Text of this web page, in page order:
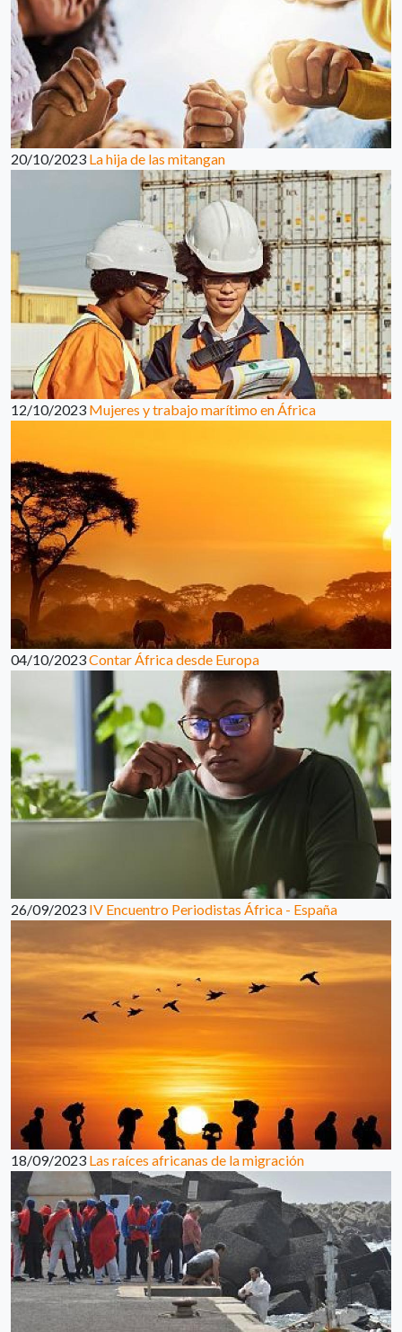
20/10/2023 La hija de las mitangan
12/10/2023 Mujeres y trabajo marítimo en África
04/10/2023Contar África desde Europa
26/09/2023 IV Encuentro Periodistas África - España
18/09/2023 Las raíces africanas de la migración